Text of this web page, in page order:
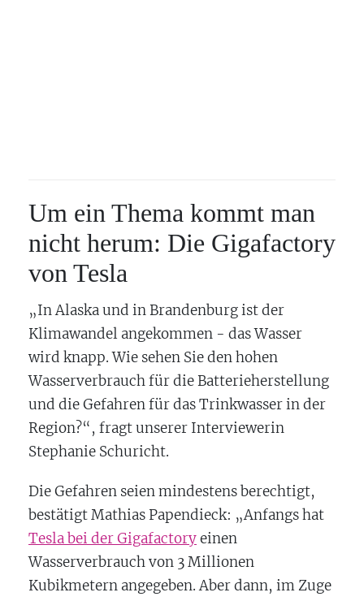
Um ein Thema kommt man
nicht herum: Die Gigafactory
von Tesla
„In Alaska und in Brandenburg ist der
Klimawandel angekommen - das Wasser
wird knapp. Wie sehen Sie den hohen
Wasserverbrauch für die Batterieherstellung
und die Gefahren für das Trinkwasser in der
Region?“, fragt unserer Interviewerin
Stephanie Schuricht.
Die Gefahren seien mindestens berechtigt,
bestätigt Mathias Papendieck: „Anfangs hat
Tesla bei der Gigafactoryeinen
Wasserverbrauch von 3 Millionen
Kubikmetern angegeben. Aber dann, im Zuge